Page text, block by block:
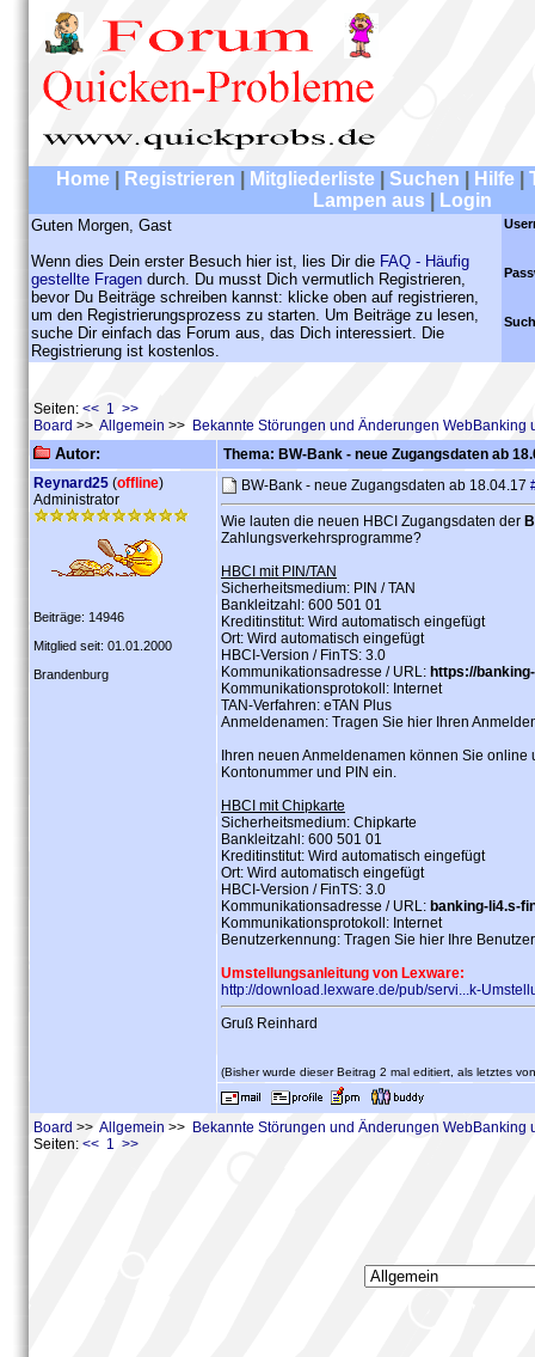
Home Registrieren Mitgliederliste Suchen Hilfe
Lampen aus
Login
Guten Morgen, Gast
Wenn dies Dein erster Besuch hier ist, lies Dir die FAQ - Häufig
gestellte Fragen durch. Du musst Dich vermutlich Registrieren,
bevor Du Beiträge schreiben kannst: klicke oben auf registrieren,
um den Registrierungsprozess zu starten. Um Beiträge zu lesen,
suche Dir einfach das Forum aus, das Dich interessiert. Die
Registrierung ist kostenlos.
Seiten: << 1 >>
Board >> Allgemein >> Bekannte Störungen und Änderungen WebBanking
Autor:
Thema: BW-Bank - neue Zugangsdaten ab
Reynard25 (offline)
Administrator
Beiträge: 14946
Mitglied seit: 01.01.2000
Brandenburg
BW-Bank - neue Zugangsdaten ab 18.04.17
Wie lauten die neuen HBCI Zugangsdaten der
Zahlungsverkehrsprogramme?
HBCI mit PIN/TAN
Sicherheitsmedium: PIN / TAN
Bankleitzahl: 600 501 01
Kreditinstitut: Wird automatisch eingefügt
Ort: Wird automatisch eingefügt
HBCI-Version / FinTS: 3.0
Kommunikationsadresse / URL: https://
Kommunikationsprotokoll: Internet
TAN-Verfahren: eTAN Plus
Anmeldenamen: Tragen Sie hier Ihren
Ihren neuen Anmeldenamen können Sie
Kontonummer und PIN ein.
HBCI mit Chipkarte
Sicherheitsmedium: Chipkarte
Bankleitzahl: 600 501 01
Kreditinstitut: Wird automatisch eingefügt
Ort: Wird automatisch eingefügt
HBCI-Version / FinTS: 3.0
Kommunikationsadresse / URL: banking-li4.s-
Kommunikationsprotokoll: Internet
Benutzerkennung: Tragen Sie hier Ihre
Umstellungsanleitung von Lexware:
http://download.lexware.de/pub/servi...k-
Gruß Reinhard
(Bisher wurde dieser Beitrag 2 mal editiert, als letztes
Board >> Allgemein >> Bekannte Störungen und Änderungen WebBanking
Seiten: << 1 >>